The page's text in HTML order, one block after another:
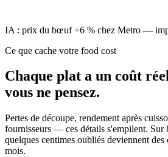
IA : prix du bœuf +6 % chez Metro —
Ce que cache votre food cost
Chaque plat a un coût
vous ne pensez.
Pertes de découpe, rendement après
fournisseurs — ces détails s'empilent. Sur
quelques centimes oubliés deviennent des
mois.